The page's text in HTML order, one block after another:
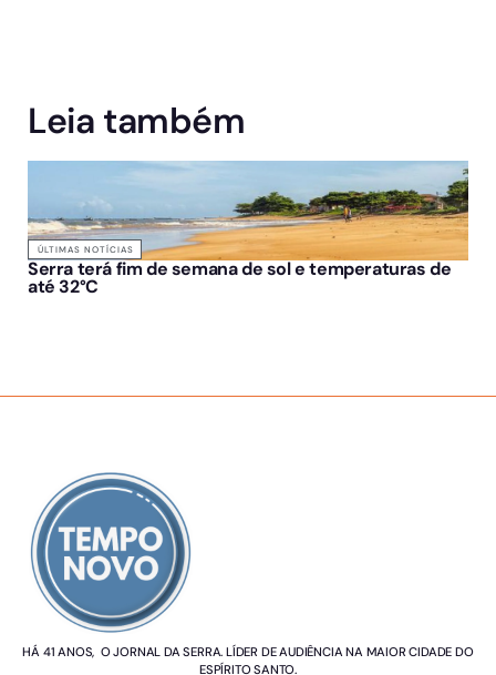
Leia também
ÚLTIMAS NOTÍCIAS
Serra terá fim de semana de sol e temperaturas de
até 32°C
HÁ 41 ANOS, O JORNAL DA SERRA. LÍDER DE AUDIÊNCIA NA MAIOR CIDADE DO
ESPÍRITO SANTO.